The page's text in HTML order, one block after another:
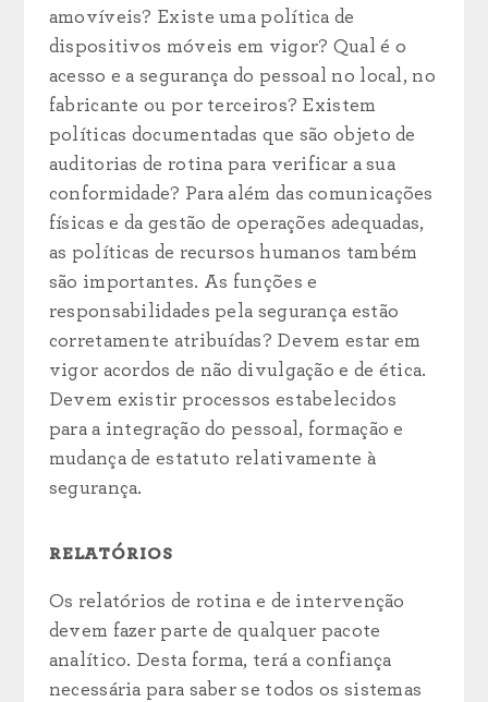
amovíveis? Existe uma política de
dispositivos móveis em vigor? Qual é o
acesso e a segurança do pessoal no local, no
fabricante ou por terceiros? Existem
políticas documentadas que são objeto de
auditorias de rotina para verificar a sua
conformidade? Para além das comunicações
físicas e da gestão de operações adequadas,
as políticas de recursos humanos também
são importantes. As funções e
responsabilidades pela segurança estão
corretamente atribuídas? Devem estar em
vigor acordos de não divulgação e de ética.
Devem existir processos estabelecidos
para a integração do pessoal, formação e
mudança de estatuto relativamente à
segurança.
RELATÓRIOS
Os relatórios de rotina e de intervenção
devem fazer parte de qualquer pacote
analítico. Desta forma, terá a confiança
necessária para saber se todos os sistemas